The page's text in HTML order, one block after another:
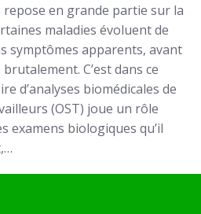
en grande partie sur la
maladies évoluent de
symptômes apparents, avant
C’est dans ce
d’analyses biomédicales de
(OST) joue un rôle
examens biologiques qu’il